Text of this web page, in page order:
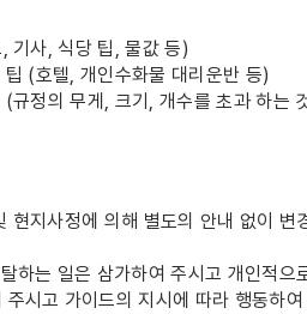
기사, 식당 팁, 물값 등)
팁 (호텔, 개인수화물 대리운반 등)
(규정의 무게, 크기, 개수를 초과 하는
현지사정에 의해 별도의 안내 없이
하는 일은 삼가하여 주시고 개인적
주시고 가이드의 지시에 따라 행동하